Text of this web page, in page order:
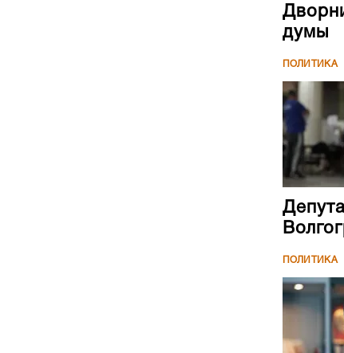
думы
ПОЛИТИКА
ПОЛИТИКА